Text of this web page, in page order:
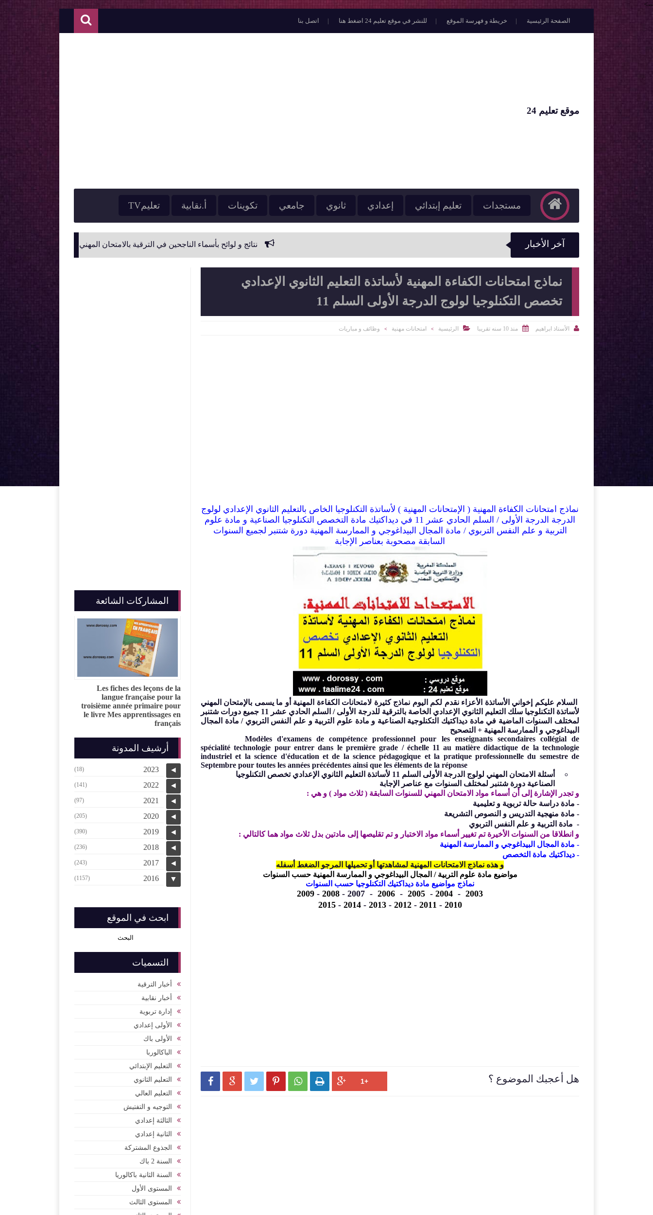
-->
الصفحة الرئيسية خريطة و فهرسة الموقع للنشر في موقع تعليم 24 اضغط هنا اتصل بنا
موقع تعليم 24
مستجدات تعليم إبتدائي إعدادي ثانوي جامعي تكوينات أ.نقابية تعليمTV
آخر الأخبار نتائج و لوائح بأسماء الناجحين في الترقية بالامتحان المهني لموظفي وزارة التربية الوطنية
نماذج امتحانات الكفاءة المهنية لأساتذة التعليم الثانوي الإعدادي
تخصص التكنلوجيا لولوج الدرجة الأولى السلم 11
 الأستاذ ابراهيم  منذ 10 سنه تقريبا  الرئيسية > امتحانات مهنية > وظائف و مباريات
نماذج امتحانات الكفاءة المهنية ( الإمتحانات المهنية ) لأساتذة التكنلوجيا الخاص بالتعليم الثانوي الإعدادي لولوج
الدرجة الدرجة الأولى / السلم الحادي عشر 11 في
ديداكتيك مادة التخصص التكنلوجيا الصناعية و مادة علوم
التربية و علم النفس التربوي / مادة المجال البيداغوجي و الممارسة المهنية دورة شتنبر لجميع السنوات
السابقة مصحوبة بعناصر الإجابة
السلام عليكم إخواني الأساتذة الأعزاء نقدم لكم اليوم نماذج كثيرة لامتحانات الكفاءة المهنية أو ما يسمى بالإمتحان المهني
لأساتذة التكنلوجيا سلك التعليم الثانوي الإعدادي الخاصة با
لترقية للدرجة الأولى / السلم الحادي عشر 11 جميع دورات شتنبر
لمختلف السنوات الماضية في مادة ديداكتيك التكنلوجية الصناعية و مادة علوم التربية و علم النفس التربوي / مادة المجال
البيداغوجي و الممارسة المهنية + التصحيح
Modèles d'examens de compétence professionnel pour les enseignants secondaires collégial de
spécialitétechnologie pour entrer dans le première grade / échelle 11 au matière didactique de la technologie
industriel et la science d'éducation et de la science pédagogique et la pratique professionnelle du semestre de
Septembre pour toutes les années précédentes ainsi que les éléments de la réponse
أسئلة الامتحان المهني لولوج الدرجة الأولى السلم 11 لأساتذة التعليم الثانوي الإعدادي تخصص التكنلوجيا
الصناعية دورة شتنبر لمختلف السنوات مع عناصر الإجابة
و تجدر الإشارة إلى أن أسماء مواد الامتحان المهني للسنوات السابقة ( ثلاث مواد ) و هي :
- مادة دراسة حالة تربوية و تعليمية
- مادة منهجية التدريس و النصوص التشريعة
- مادة التربية و علم النفس التربوي
و انطلاقا من السنوات الأخيرة تم تغيير أسماء مواد الاختبار و تم تقليصها إلى مادتين بدل ثلاث مواد هما كالتالي :
- مادة المجال البيداغوجي و الممارسة المهنية
- ديداكتيك مادة التخصص
و هذه نماذج الامتحانات المهنية لمشاهدتها أو تحميلها المرجو الضغط أسفله
مواضيع مادة علوم التربية / المجال البيداغوجي و الممارسة المهنية حسب السنوات
نماذج مواضيع مادة ديداكتيك التكنلوجيا حسب السنوات
2003
-
2004
-
2005
-
2006
-
2007 -
2008
-
2009
2010
-
2011
-
2012
-
2013
-
2014
-
2015
هل أعجبك الموضوع ؟      
المشاركات الشائعة
Les fiches des leçons de la
langue française pour la
troisième année primaire pour
le livre Mes apprentissages en
français
أرشيف المدونة
◄
2023
(18)
◄
2022
(141)
◄
2021
(97)
◄
2020
(205)
◄
2019
(390)
◄
2018
(236)
◄
2017
(243)
▼
2016
(1157)
ابحث في الموقع
التسميات
أخبار الترقية
أخبار نقابية
إدارة تربوية
الأولى إعدادي
الأولى باك
الباكالوربا
التعليم الإبتدائي
التعليم الثانوي
التعليم العالي
التوجيه و التفتيش
الثالثة إعدادي
الثانية إعدادي
الجذوع المشتركة
السنة 2 باك
السنة الثانية باكالوريا
المستوى الأول
المستوى الثالث